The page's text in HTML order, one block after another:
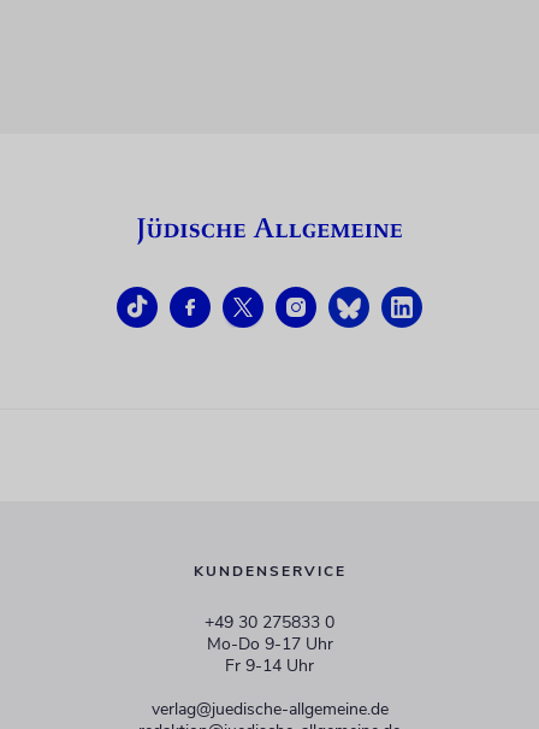
KUNDENSERVICE
+49 30 275833 0
Mo-Do 9-17 Uhr
Fr 9-14 Uhr
verlag@juedische-allgemeine.de